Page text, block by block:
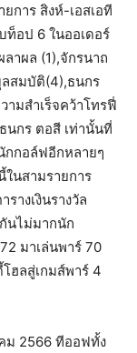
การ สิงห์-เอสเอที
ท็อป 6 ในออเดอร์
าผล (1),จักรนาถ
สมบัติ(4),ธนกร
มสำเร็จคว้าโทรฟี่
นกร ตอสี เท่านั้นที่
กกอล์ฟอีกหลายๆ
นสามรายการ
างเงินรางวัล
นไม่มากนัก
มาเล่นพาร์ 70
ฮลสู่เกมส์พาร์ 4
ม 2566 ทีออฟทั้ง